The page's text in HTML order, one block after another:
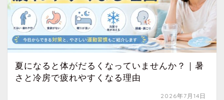
夏になると体がだるくなっていませんか？｜暑
さと冷房で疲れやすくなる理由
2026年7月14日